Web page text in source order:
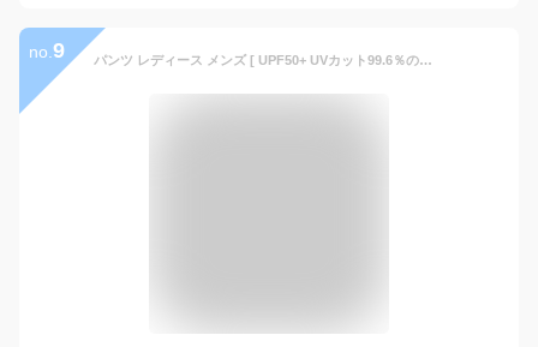
no. 9 パンツ レディース メンズ [ UPF50+ UVカット99.6％の日焼け対策 ひんやり涼しい接触冷感 吸水速乾でベタつかない ] 熱中症対策 ラッシュガード 暑さ対策 冷やす リラックス ルームウェア ズボン 夏 冷感グッズ ワイドパンツ 部屋着 冷感パンツ LAD WEATHER ラドウェザー